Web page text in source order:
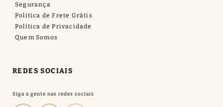
Segurança
Politica de Frete Grátis
Política de Privacidade
Quem Somos
REDES SOCIAIS